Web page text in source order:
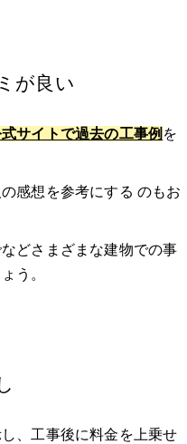
が良い
サイトで過去の工事例 を
感想を参考にする のもお
どさまざまな建物での事
う。
、工事後に料金を上乗せ